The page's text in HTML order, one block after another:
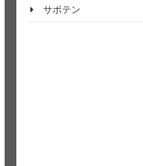
サボテン